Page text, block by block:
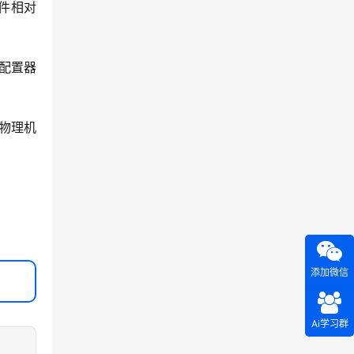
相对
置器
理机
添加微信
Ai学习群